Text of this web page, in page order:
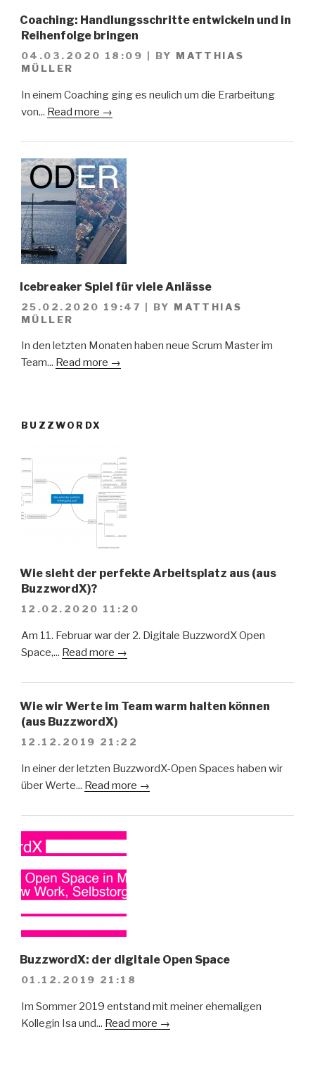
Coaching: Handlungsschritte entwickeln und in
Reihenfolge bringen
04.03.2020 18:09 BY MATTHIAS
MÜLLER
In einem Coaching ging es neulich um die Erarbeitung
von... Read more →
Icebreaker Spiel für viele Anlässe
25.02.2020 19:47 | BY MATTHIAS
MÜLLER
In den letzten Monaten haben neue Scrum Master im
Team... Read more →
BUZZWORDX
Wie sieht der perfekte Arbeitsplatz aus (aus
BuzzwordX)?
12.02.2020 11:20
Am 11. Februar war der 2. Digitale BuzzwordX Open
Space,... Read more →
Wie wir Werte im Team warm halten können
(aus BuzzwordX)
12.12.2019 21:22
In einer der letzten BuzzwordX-Open Spaces haben wir
über Werte... Read more →
BuzzwordX: der digitale Open Space
01.12.2019 21:18
Im Sommer 2019 entstand mit meiner ehemaligen
Kollegin Isa und... Read more →